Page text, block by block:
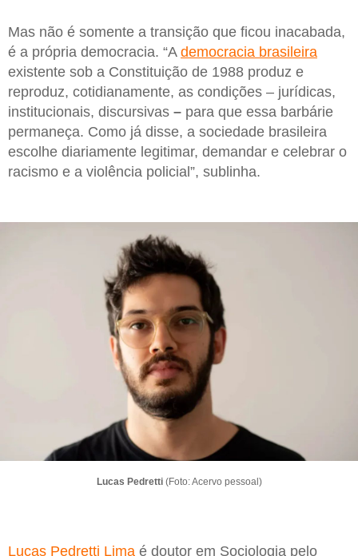
Mas não é somente a transição que ficou inacabada,
é a própria democracia. “A democracia brasileira
existente sob a Constituição de 1988 produz e
reproduz, cotidianamente, as condições – jurídicas,
institucionais, discursivas – para que essa barbárie
permaneça. Como já disse, a sociedade brasileira
escolhe diariamente legitimar, demandar e celebrar o
racismo e a violência policial”, sublinha.
Lucas Pedretti(Foto: Acervo pessoal)
Lucas Pedretti Lima é doutor em Sociologia pelo